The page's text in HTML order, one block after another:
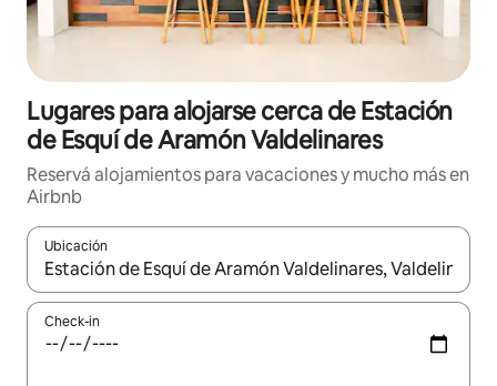
Lugares para alojarse cerca de Estación
de Esquí de Aramón Valdelinares
Reservá alojamientos para vacaciones y mucho más en
Airbnb
Ubicación
Cuando los resultados estén disponibles, navegá con las
Check-in